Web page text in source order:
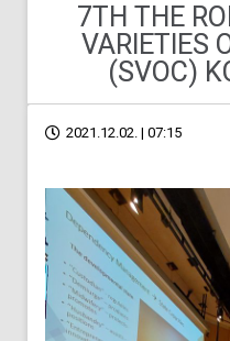
7TH THE
VARIETIES
(SVOC)
2021.12.02. | 07:15